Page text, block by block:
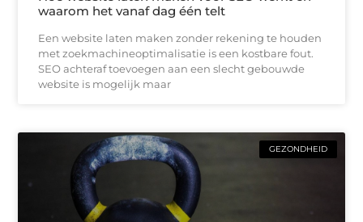
waarom het vanaf dag één telt
Een website laten maken zonder rekening te houden
met zoekmachineoptimalisatie is een kostbare fout.
SEO achteraf toevoegen aan een slecht gebouwde
website is mogelijk maar
GEZONDHEID